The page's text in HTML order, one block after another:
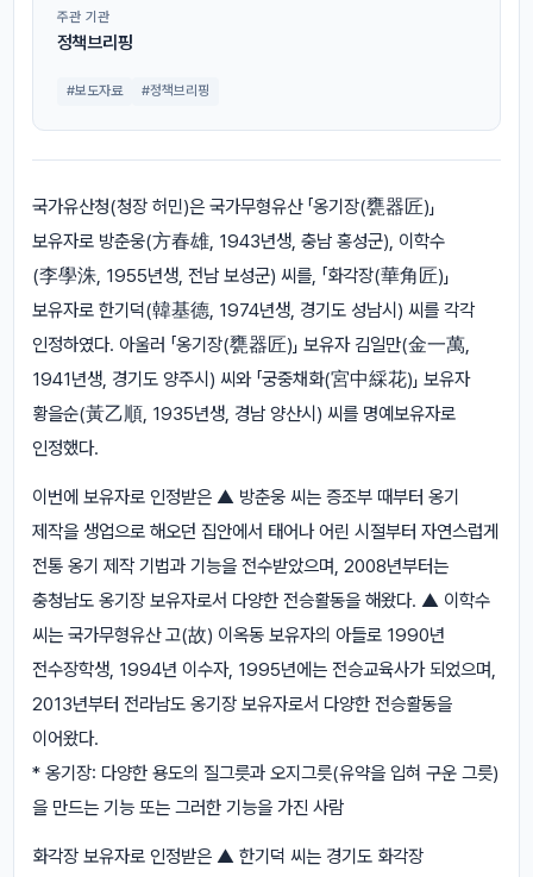
주관 기관
정책브리핑
#보도자료 #정책브리핑
국가유산청(청장 허민)은 국가무형유산 「옹기장(甕器匠)」
보유자로 방춘웅(方春雄, 1943년생, 충남 홍성군), 이학수
(李學洙, 1955년생, 전남 보성군) 씨를, 「화각장(華角匠)」
보유자로 한기덕(韓基德, 1974년생, 경기도 성남시) 씨를 각각
인정하였다. 아울러 「옹기장(甕器匠)」 보유자 김일만(金一萬,
1941년생, 경기도 양주시) 씨와 「궁중채화(宮中綵花)」 보유자
황을순(黃乙順, 1935년생, 경남 양산시) 씨를 명예보유자로
인정했다.
이번에 보유자로 인정받은 ▲ 방춘웅 씨는 증조부 때부터 옹기
제작을 생업으로 해오던 집안에서 태어나 어린 시절부터 자연스럽게
전통 옹기 제작 기법과 기능을 전수받았으며, 2008년부터는
충청남도 옹기장 보유자로서 다양한 전승활동을 해왔다. ▲ 이학수
씨는 국가무형유산 고(故) 이옥동 보유자의 아들로 1990년
전수장학생, 1994년 이수자, 1995년에는 전승교육사가 되었으며,
2013년부터 전라남도 옹기장 보유자로서 다양한 전승활동을
이어왔다.
* 옹기장: 다양한 용도의 질그릇과 오지그릇(유약을 입혀 구운 그릇)
을 만드는 기능 또는 그러한 기능을 가진 사람
화각장 보유자로 인정받은 ▲ 한기덕 씨는 경기도 화각장